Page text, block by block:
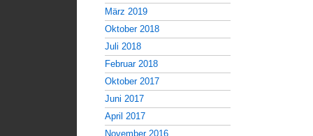
März 2019
Oktober 2018
Juli 2018
Februar 2018
Oktober 2017
Juni 2017
April 2017
November 2016